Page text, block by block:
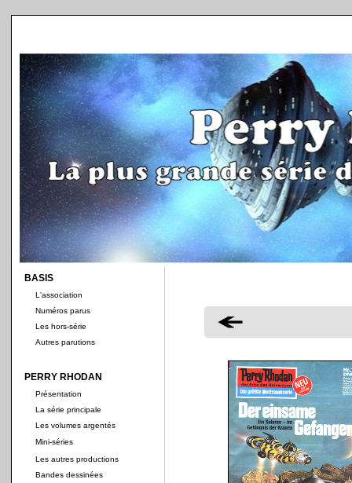
BASIS
L'association
Numéros parus
Les hors-série
Autres parutions
PERRY RHODAN
Présentation
La série principale
Les volumes argentés
Mini-séries
Les autres productions
Bandes dessinées